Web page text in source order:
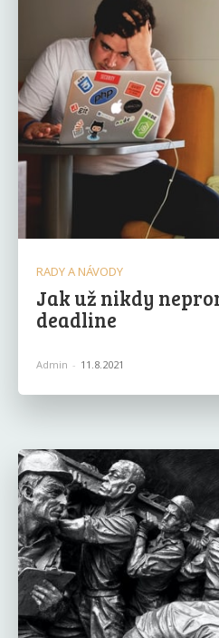
RADY A NÁVODY
Jak už nikdy
deadline
Admin - 11.8.2021